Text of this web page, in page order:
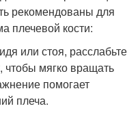
рекомендованы для
плечевой кости:
или стоя, расслабьте
чтобы мягко вращать
помогает
плеча.